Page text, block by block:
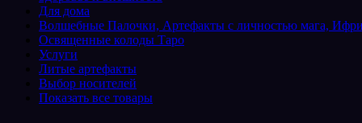
Для дома
Волшебные Палочки, Артефакты с личностью мага,
Освященные колоды Таро
Услуги
Литые артефакты
Выбор носителей
Показать все товары